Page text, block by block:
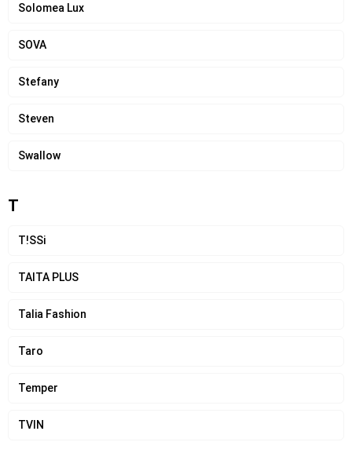
Solomea Lux
SOVA
Stefany
Steven
Swallow
T
T!SSi
TAITA PLUS
Talia Fashion
Taro
Temper
TVIN